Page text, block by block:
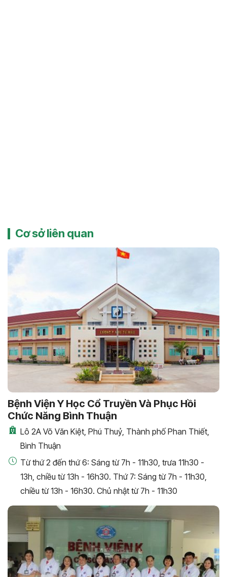
Cơ sở liên quan
Bệnh Viện Y Học Cổ Truyền Và Phục Hồi
Chức Năng Bình Thuận
Lô 2A Võ Văn Kiệt, Phú Thuỷ, Thành phố Phan Thiết,
Bình Thuận
Từ thứ 2 đến thứ 6: Sáng từ 7h - 11h30, trưa 11h30 -
13h, chiều từ 13h - 16h30. Thứ 7: Sáng từ 7h - 11h30,
chiều từ 13h - 16h30. Chủ nhật từ 7h - 11h30